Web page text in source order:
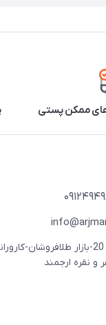
ممکن پستی
کرمان-خیابان شریعتی 20-بازار
و نقره ارجمند